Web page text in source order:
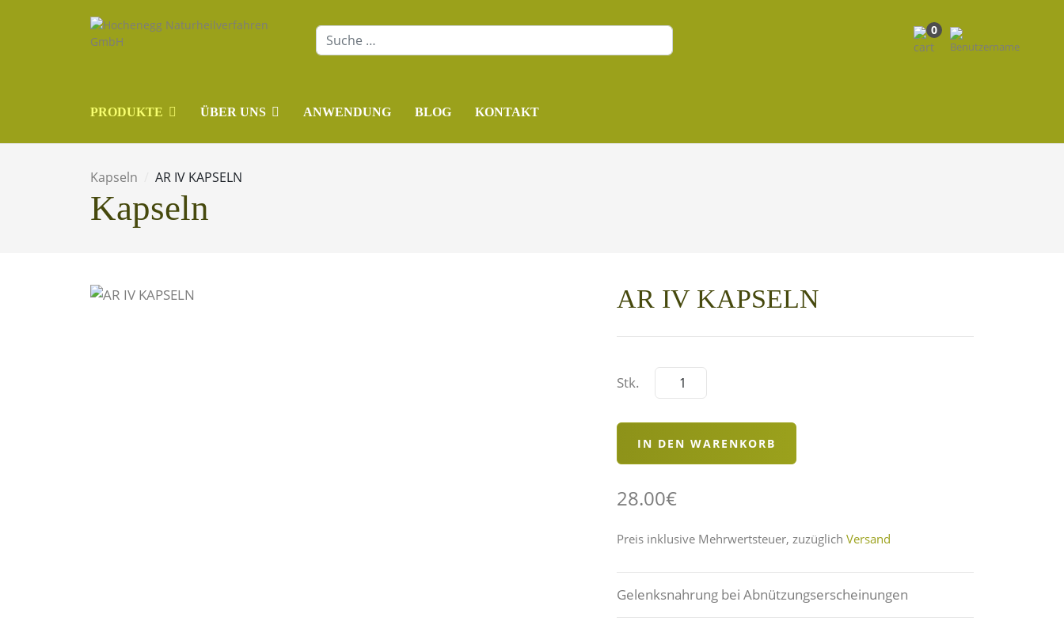
0
PRODUKTE ÜBER UNS ANWENDUNG BLOG KONTAKT
Kapseln AR IV KAPSELN
Kapseln
AR IV KAPSELN
Stk.
28.00€
Preis inklusive Mehrwertsteuer, zuzüglich Versand
Gelenksnahrung bei Abnützungserscheinungen